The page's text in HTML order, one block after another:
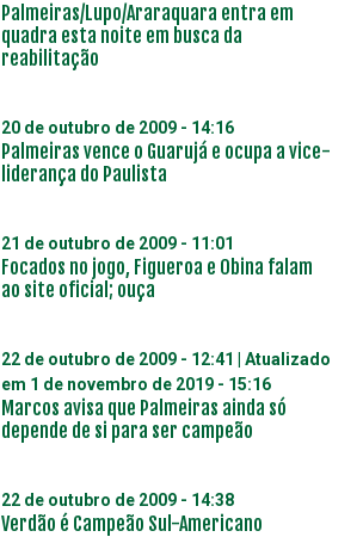
Palmeiras/Lupo/Araraquara entra em
quadra esta noite em busca da
reabilitação
20 de outubro de 2009 - 14:16
Palmeiras vence o Guarujá e ocupa a vice-
liderança do Paulista
21 de outubro de 2009 - 11:01
Focados no jogo, Figueroa e Obina falam
ao site oficial; ouça
22 de outubro de 2009 - 12:41
| Atualizado
em 1 de novembro de 2019 - 15:16
Marcos avisa que Palmeiras ainda só
depende de si para ser campeão
22 de outubro de 2009 - 14:38
Verdão é Campeão Sul-Americano